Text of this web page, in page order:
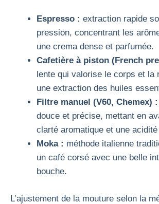
Espresso : extraction rapide
pression, concentrant les
une crema dense et parfumée.
Cafetière à piston (French
lente qui valorise le corps et la
une extraction des huiles
Filtre manuel (V60, Chemex) :
douce et précise, mettant en
clarté aromatique et une
Moka : méthode italienne
un café corsé avec une belle
bouche.
L’ajustement de la mouture selon la